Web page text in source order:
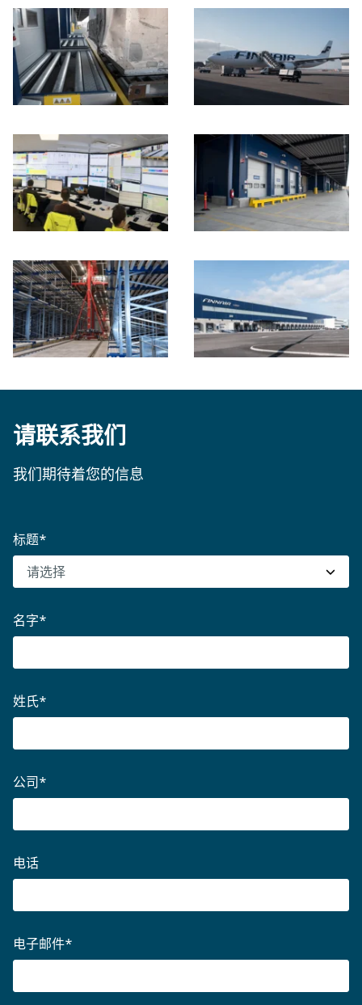
请联系我们
我们期待着您的信息
标题*
名字*
姓氏*
公司*
电话
电子邮件*